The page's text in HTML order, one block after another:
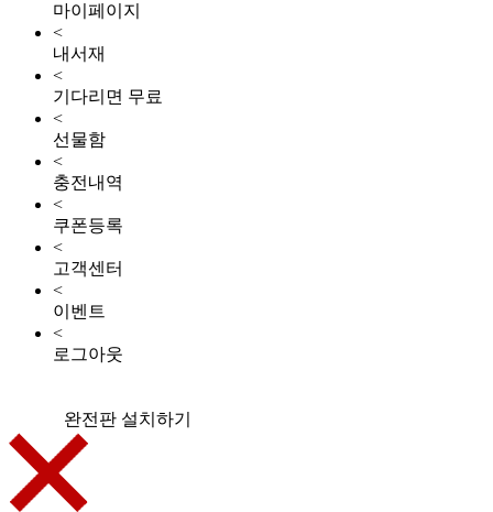
마이페이지
<
내서재
<
기다리면 무료
<
선물함
<
충전내역
<
쿠폰등록
<
고객센터
<
이벤트
<
로그아웃
완전판 설치하기